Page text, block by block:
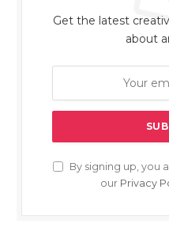
Get the latest
about
By signing up, you
our Privacy